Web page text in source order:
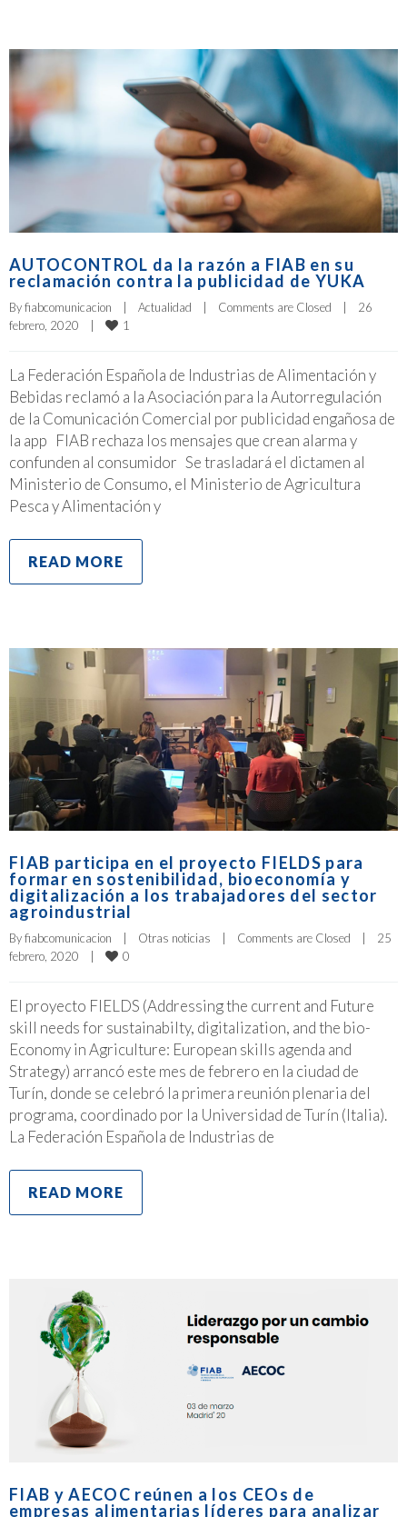
AUTOCONTROL da la razón a FIAB en su
reclamación contra la publicidad de YUKA
By fiabcomunicacion | Actualidad | Comments are Closed |
26
febrero, 2020
| 1
La Federación Española de Industrias de Alimentación y
Bebidas reclamó a la Asociación para la Autorregulación
de la Comunicación Comercial por publicidad engañosa de
la app FIAB rechaza los mensajes que crean alarma y
confunden al consumidor Se trasladará el dictamen al
Ministerio de Consumo, el Ministerio de Agricultura
Pesca y Alimentación y
READ MORE
FIAB participa en el proyecto FIELDS para
formar en sostenibilidad, bioeconomía y
digitalización a los trabajadores del sector
agroindustrial
By fiabcomunicacion Otras noticias Comments are Closed
25
febrero, 2020
0
El proyecto FIELDS (Addressing the current and Future
skill needs for sustainabilty, digitalization, and the bio-
Economy in Agriculture: European skills agenda and
Strategy) arrancó este mes de febrero en la ciudad de
Turín, donde se celebró la primera reunión plenaria del
programa, coordinado por la Universidad de Turín (Italia).
La Federación Española de Industrias de
READ MORE
FIAB y AECOC reúnen a los CEOs de
empresas alimentarias líderes para analizar